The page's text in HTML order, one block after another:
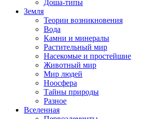
Доша-типы
Земля
Теории возникновения
Вода
Камни и минералы
Растительный мир
Насекомые и простейшие
Животный мир
Мир людей
Ноосфера
Тайны природы
Разное
Вселенная